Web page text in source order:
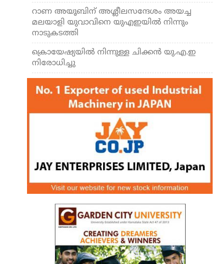
റാണ അയൂബിന് അശ്ലീലസന്ദേശം അയച്ച
മലയാളി യുവാവിനെ യുഎഇയിൽ നിന്നും
നാടുകടത്തി
ക്രൊയേഷ്യയിൽ നിന്നുള്ള ചിക്കൻ യു.എ.ഇ
നിരോധിച്ചു